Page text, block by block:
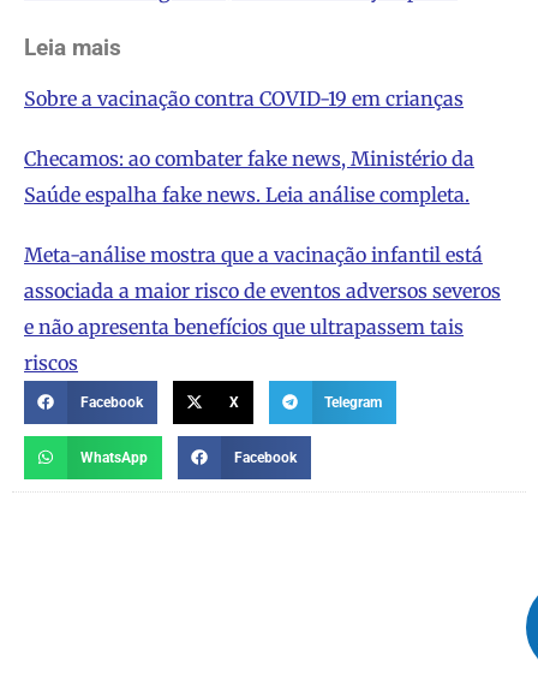
Leia mais
Sobre a vacinação contra COVID-19 em crianças
Checamos: ao combater fake news, Ministério da
Saúde espalha fake news. Leia análise completa.
Meta-análise mostra que a vacinação infantil está
associada a maior risco de eventos adversos severos
e não apresenta benefícios que ultrapassem tais
riscos
Facebook X Telegram
WhatsApp Facebook